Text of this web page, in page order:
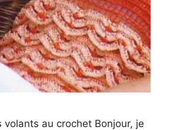
volants au crochet Bonjour, je